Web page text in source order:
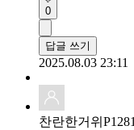
0
답글 쓰기
2025.08.03 23:11
찬란한거위